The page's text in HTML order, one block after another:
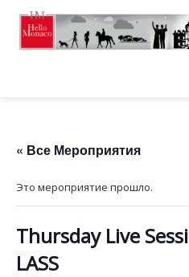
« Все Мероприятия
Это мероприятие прошло.
Thursday Live
LASS